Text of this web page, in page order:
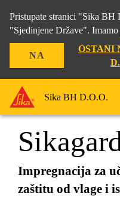
Pristupate stranici "Sika BH
"Sjedinjene Države".
NA
OSTANI
Sika BH D.O.O.
Građevina
Impregnacija za
zaštitu od vlage i